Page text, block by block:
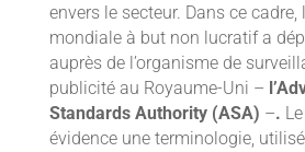
envers le secteur. Dans ce cadre,
mondiale à but non lucratif a
auprès de l’organisme de
publicité au Royaume-Uni –
Standards Authority (ASA) –.
évidence une terminologie,